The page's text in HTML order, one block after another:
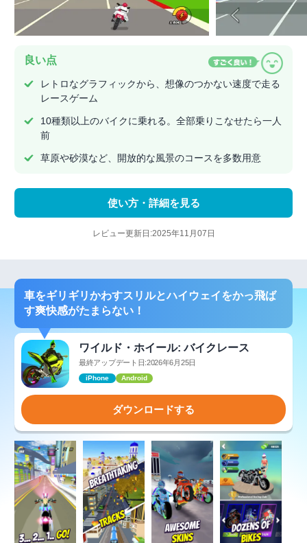
良い点
レトロなグラフィックから、想像のつかない速度で走る
レースゲーム
10種類以上のバイクに乗れる。全部乗りこなせたら一人
前
草原や砂漠など、開放的な風景のコースを多数用意
使い方・詳細を見る
レビュー更新日:2025年11月07日
車をギリギリかわすスリルとハイウェイをかっ飛ば
す爽快感がたまらない！
ワイルド・ホイール: バイクレース
最終アップデート日:2026年6月25日
iPhone Android
ダウンロードする